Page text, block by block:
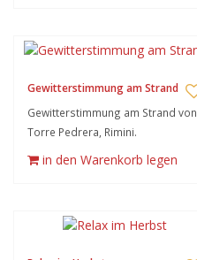
Gewitterstimmung am Strand
Gewitterstimmung am Strand von
Torre Pedrera, Rimini.
in den Warenkorb legen